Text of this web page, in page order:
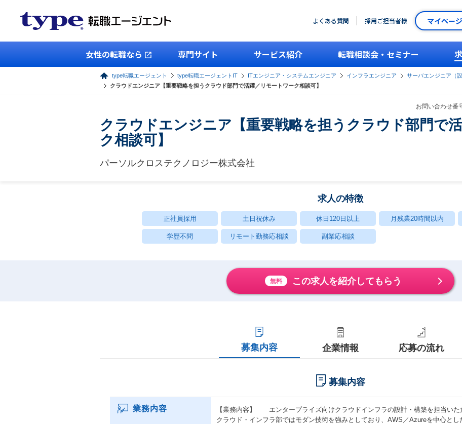
よくある質問 採用ご担当者様 マイペー
女性の転職なら 専門サイト サービス紹介 転職相談会・セミナー
type転職エージェント type転職エージェントIT ITエンジニア・システムエンジニア インフラエンジニア
サーバエンジニア（設
クラウドエンジニア【重要戦略を担うクラウド部門で活躍／リモートワーク相談可】
お問い合わせ
クラウドエンジニア【重要戦略を担うクラウド部門で
ク相談可】
パーソルクロステクノロジー株式会社
求人の特徴
正社員採用 土日祝休み 休日120日以上 月残業20時間以内
学歴不問 リモート勤務応相談 副業応相談
無料 この求人を紹介してもらう
募集内容 企業情報 応募の流れ
募集内容
業務内容
【業務内容】 エンタープライズ向けクラウドインフラの設計・構築を担当いた
クラウド・インフラ部ではモダン技術を強みとしており、AWS／Azureを中心と